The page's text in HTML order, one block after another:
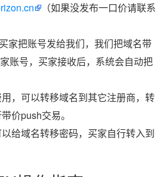
（如果没发布一口价请联系
家把账号发给我们，我们把域名带
账号，买家接收后，系统会自动把
，可以转移域名到其它注册商，转
价push交易。
给域名转移密码，买家自行转入到